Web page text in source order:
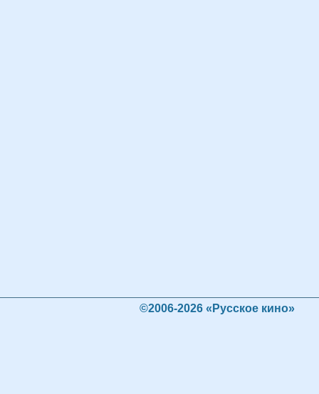
©2006-2026 «Русское кино»